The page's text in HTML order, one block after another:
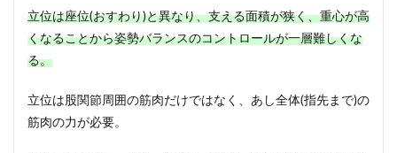
立位は座位(おすわり)と異なり、支える面積が狭く、重心が高
くなることから姿勢バランスのコントロールが一層難しくな
る。
立位は股関節周囲の筋肉だけではなく、あし全体(指先まで)の
筋肉の力が必要。